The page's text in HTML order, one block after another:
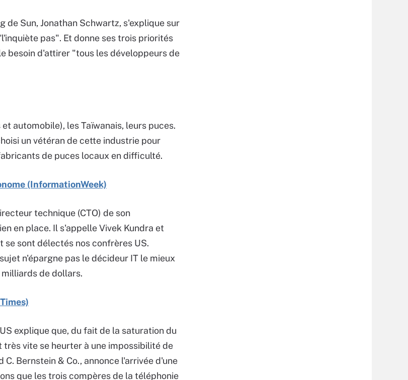
de Sun, Jonathan Schwartz, s'explique sur
pas". Et donne ses trois priorités
besoin d'attirer "tous les développeurs de
automobile), les Taïwanais, leurs puces.
un vétéran de cette industrie pour
de puces locaux en difficulté.
(InformationWeek)
technique (CTO) de son
en place. Il s'appelle Vivek Kundra et
sont délectés nos confrères US.
n'épargne pas le décideur IT le mieux
de dollars.
explique que, du fait de la saturation du
vite se heurter à une impossibilité de
Bernstein & Co., annonce l'arrivée d'une
que les trois compères de la téléphonie